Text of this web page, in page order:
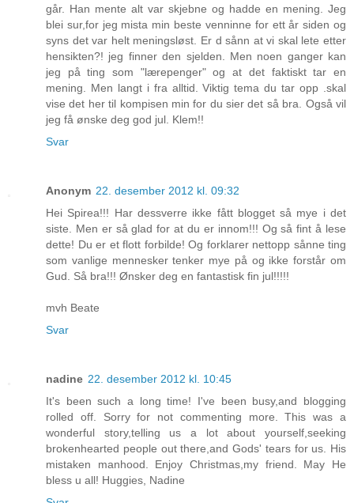
går. Han mente alt var skjebne og hadde en mening. Jeg
blei sur,for jeg mista min beste venninne for ett år siden og
syns det var helt meningsløst. Er d sånn at vi skal lete etter
hensikten?! jeg finner den sjelden. Men noen ganger kan
jeg på ting som "lærepenger" og at det faktiskt tar en
mening. Men langt i fra alltid. Viktig tema du tar opp .skal
vise det her til kompisen min for du sier det så bra. Også vil
jeg få ønske deg god jul. Klem!!
Svar
Anonym 22. desember 2012 kl. 09:32
Hei Spirea!!! Har dessverre ikke fått blogget så mye i det
siste. Men er så glad for at du er innom!!! Og så fint å lese
dette! Du er et flott forbilde! Og forklarer nettopp sånne ting
som vanlige mennesker tenker mye på og ikke forstår om
Gud. Så bra!!! Ønsker deg en fantastisk fin jul!!!!!
mvh Beate
Svar
nadine 22. desember 2012 kl. 10:45
It's been such a long time! I've been busy,and blogging
rolled off. Sorry for not commenting more. This was a
wonderful story,telling us a lot about yourself,seeking
brokenhearted people out there,and Gods' tears for us. His
mistaken manhood. Enjoy Christmas,my friend. May He
bless u all! Huggies, Nadine